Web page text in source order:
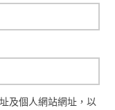
及個人網站網址，以